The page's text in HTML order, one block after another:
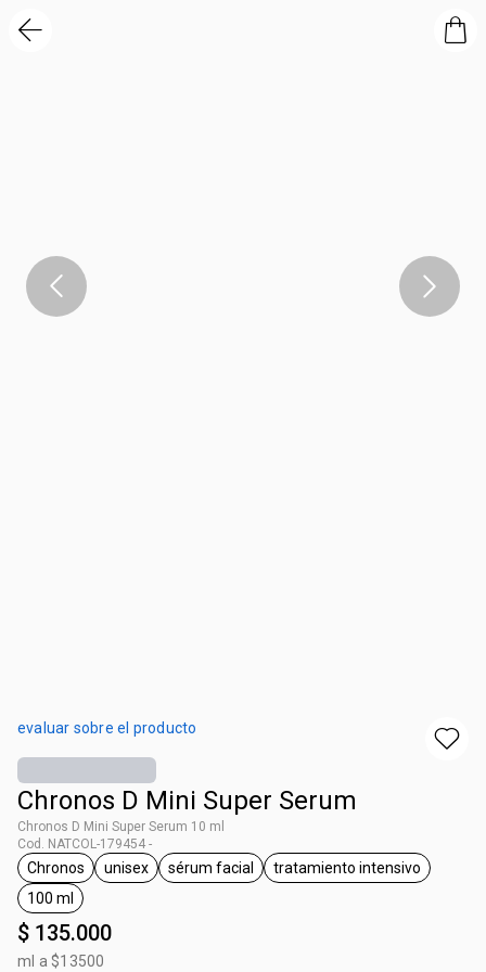
evaluar sobre el producto
Chronos D Mini Super Serum
Chronos D Mini Super Serum 10 ml
Cod. NATCOL-179454 -
general.tag Chronos
Chronos
general.tag unisex
unisex
general.tag sérum facial
sérum facial
general.tag
tratamiento intensivo
general.tag 100 ml
100 ml
$ 135.000
ml a $13500